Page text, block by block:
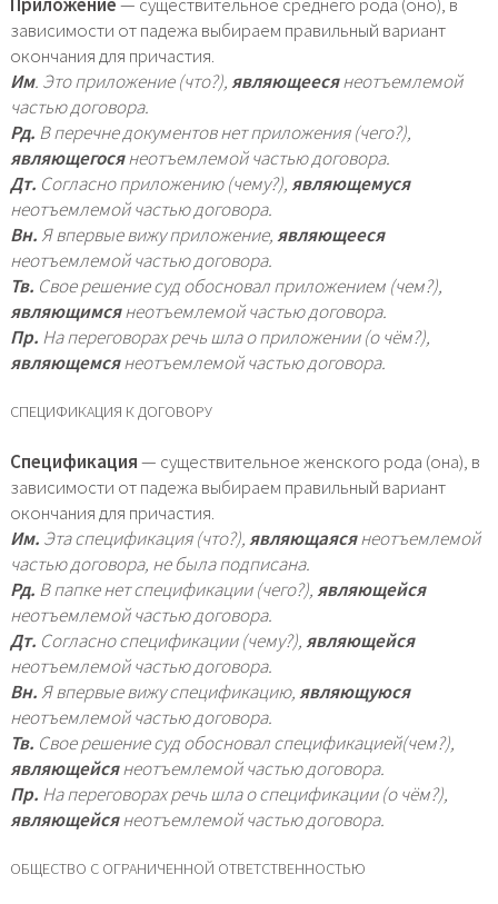
зависимости от падежа выбираем правильный вариант
окончания для причастия.
Им. Это приложение (что?),являющеесянеотъемлемой
частью договора.
Рд. В перечне документов нет приложения (чего?),
являющегосянеотъемлемой частью договора.
Дт. Согласно приложению (чему?),являющемуся
неотъемлемой частью договора.
Вн.Я впервые вижу приложение,являющееся
неотъемлемой частью договора.
Тв. Свое решение суд обосновал приложением (чем?),
являющимсянеотъемлемой частью договора.
Пр. На переговорах речь шла о приложении (о чём?),
являющемсянеотъемлемой частью договора.
СПЕЦИФИКАЦИЯ К ДОГОВОРУ
Спецификация— существительное женского рода (она), в
зависимости от падежа выбираем правильный вариант
окончания для причастия.
Им. Эта спецификация (что?),являющаясянеотъемлемой
частью договора, не была подписана.
Рд. В папке нет спецификации (чего?),являющейся
неотъемлемой частью договора.
Дт. Согласно спецификации (чему?),являющейся
неотъемлемой частью договора.
Вн.Я впервые вижу спецификацию,являющуюся
неотъемлемой частью договора.
Тв. Свое решение суд обосновал спецификацией(чем?),
являющейсянеотъемлемой частью договора.
Пр. На переговорах речь шла о спецификации (о чём?),
являющейсянеотъемлемой частью договора.
ОБЩЕСТВО С ОГРАНИЧЕННОЙ ОТВЕТСТВЕННОСТЬЮ